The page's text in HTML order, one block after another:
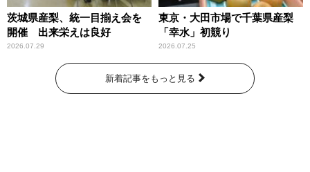
茨城県産梨、統一目揃え会を
開催 出来栄えは良好
2026.07.29
東京・大田市場で千葉県産梨
「幸水」初競り
2026.07.25
新着記事をもっと見る